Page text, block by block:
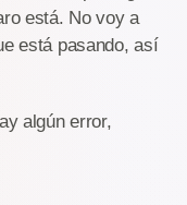
está. No voy a
está pasando, así
algún error,